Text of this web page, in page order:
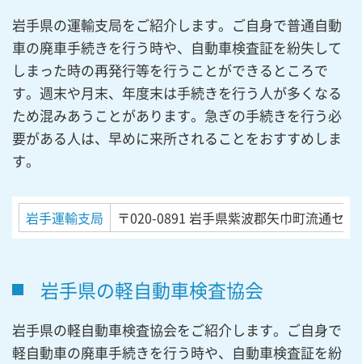
岩手県の運輸支局をご紹介します。ご自身で普通自動
車の廃車手続きを行う時や、自動車検査証を紛失して
しまった時の再発行等を行うことができるところで
す。週末や月末、年度末は手続きを行う人が多くなる
ため混みあうことがあります。急ぎの手続きを行う必
要がある人は、早めに来所されることをおすすめしま
す。
岩手運輸支局 〒020-0891 岩手県紫波郡矢巾町流通セ
岩手県の軽自動車検査協会
岩手県の軽自動車検査協会をご紹介します。ご自身で
軽自動車の廃車手続きを行う時や、自動車検査証を紛